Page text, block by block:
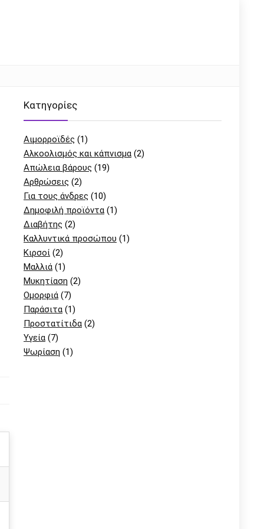
Kατηγορίες
Αιμορροϊδές (1)
Αλκοολισμός και κάπνισμα (2)
Απώλεια βάρους (19)
Αρθρώσεις (2)
Για τους άνδρες (10)
Δημοφιλή προϊόντα (1)
Διαβήτης (2)
Καλλυντικά προσώπου (1)
Κιρσοί (2)
Μαλλιά (1)
Μυκητίαση (2)
Ομορφιά (7)
Παράσιτα (1)
Προστατίτιδα (2)
Υγεία (7)
Ψωρίαση (1)